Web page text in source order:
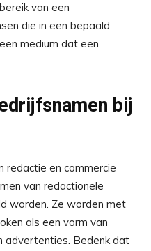
van een
die in een bepaald
medium dat een
bij
redactie en commercie
van redactionele
worden. Ze worden met
als een vorm van
advertenties. Bedenk dat